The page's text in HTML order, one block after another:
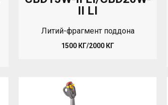
II LI
Литий-фрагмент поддона
1500 КГ/2000 КГ